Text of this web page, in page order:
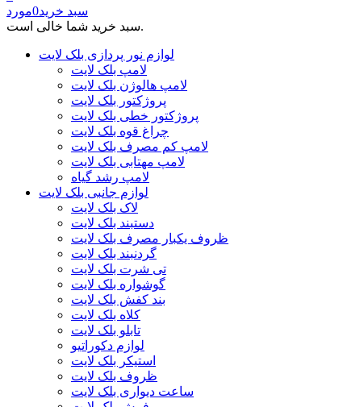
سبد خرید0مورد
سبد خرید شما خالی است.
لوازم نور پردازی بلک لایت
لامپ بلک لایت
لامپ هالوژن بلک لایت
پروژکتور بلک لایت
پروژکتور خطی بلک لایت
چراغ قوه بلک لایت
لامپ کم مصرف بلک لایت
لامپ مهتابی بلک لایت
لامپ رشد گیاه
لوازم جانبی بلک لایت
لاک بلک لایت
دستبند بلک لایت
ظروف یکبار مصرف بلک لایت
گردنبند بلک لایت
تی شرت بلک لایت
گوشواره بلک لایت
بند کفش بلک لایت
کلاه بلک لایت
تابلو بلک لایت
لوازم دکوراتیو
استیکر بلک لایت
ظروف بلک لایت
ساعت دیواری بلک لایت